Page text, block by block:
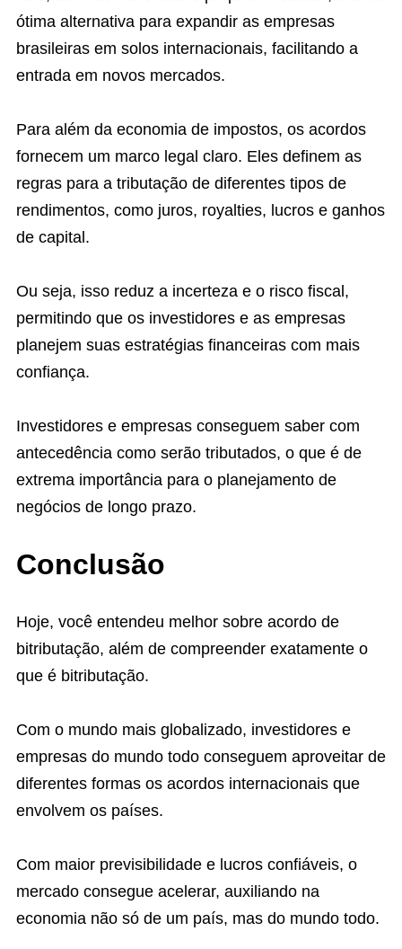
ótima alternativa para expandir as empresas
brasileiras em solos internacionais, facilitando a
entrada em novos mercados.
Para além da economia de impostos, os acordos
fornecem um marco legal claro. Eles definem as
regras para a tributação de diferentes tipos de
rendimentos, como juros, royalties, lucros e ganhos
de capital.
Ou seja, isso reduz a incerteza e o risco fiscal,
permitindo que os investidores e as empresas
planejem suas estratégias financeiras com mais
confiança.
Investidores e empresas conseguem saber com
antecedência como serão tributados, o que é de
extrema importância para o planejamento de
negócios de longo prazo.
Conclusão
Hoje, você entendeu melhor sobre acordo de
bitributação, além de compreender exatamente o
que é bitributação.
Com o mundo mais globalizado, investidores e
empresas do mundo todo conseguem aproveitar de
diferentes formas os acordos internacionais que
envolvem os países.
Com maior previsibilidade e lucros confiáveis, o
mercado consegue acelerar, auxiliando na
economia não só de um país, mas do mundo todo.